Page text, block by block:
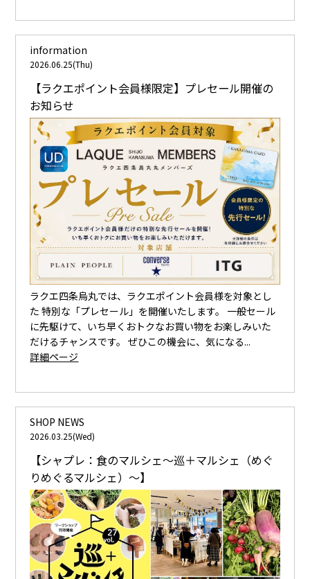
information
2026.06.25(Thu)
【ラクエポイント会員様限定】プレセール開催の
お知らせ
ラクエ四条烏丸では、ラクエポイント会員様を対象とし
た 特別な「プレセール」を開催いたします。 一般セール
に先駆けて、いち早くおトクなお買い物をお楽しみいた
だけるチャンスです。 ぜひこの機会に、気になる...
詳細ページ
SHOP NEWS
2026.03.25(Wed)
【シャプレ：食のマルシェ〜巡＋マルシェ（めぐ
りめぐるマルシェ）〜】